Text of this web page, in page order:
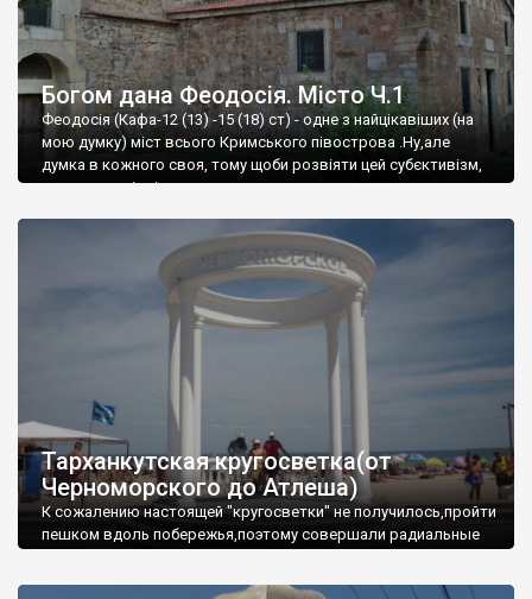
Богом дана Феодосія. Місто Ч.1
Феодосія (Кафа-12 (13) -15 (18) ст) - одне з найцікавіших (на
мою думку) міст всього Кримського півострова .Ну,але
думка в кожного своя, тому щоби розвіяти цей субєктивізм,
запрошую відвідати це
Тарханкутская кругосветка(от
Черноморского до Атлеша)
К сожалению настоящей "кругосветки" не получилось,пройти
пешком вдоль побережья,поэтому совершали радиальные